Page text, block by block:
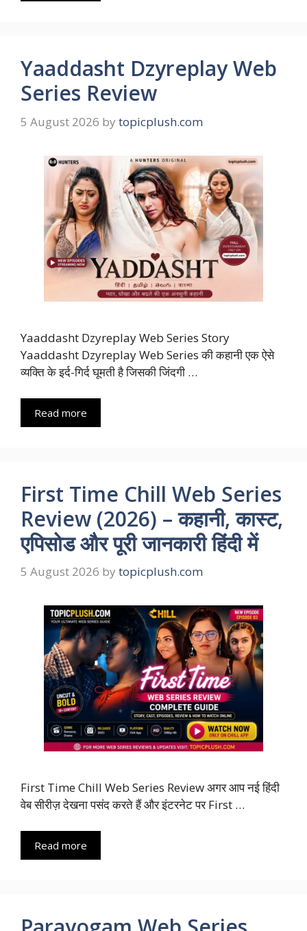
Yaaddasht Dzyreplay Web
Series Review
5 August 2026 by topicplush.com
Yaaddasht Dzyreplay Web Series Story
Yaaddasht Dzyreplay Web Series की कहानी एक ऐसे
व्यक्ति के इर्द-गिर्द घूमती है जिसकी जिंदगी …
Read more
First Time Chill Web Series
Review (2026) – कहानी, कास्ट,
एपिसोड और पूरी जानकारी हिंदी में
5 August 2026 by topicplush.com
First Time Chill Web Series Review अगर आप नई हिंदी
वेब सीरीज़ देखना पसंद करते हैं और इंटरनेट पर First …
Read more